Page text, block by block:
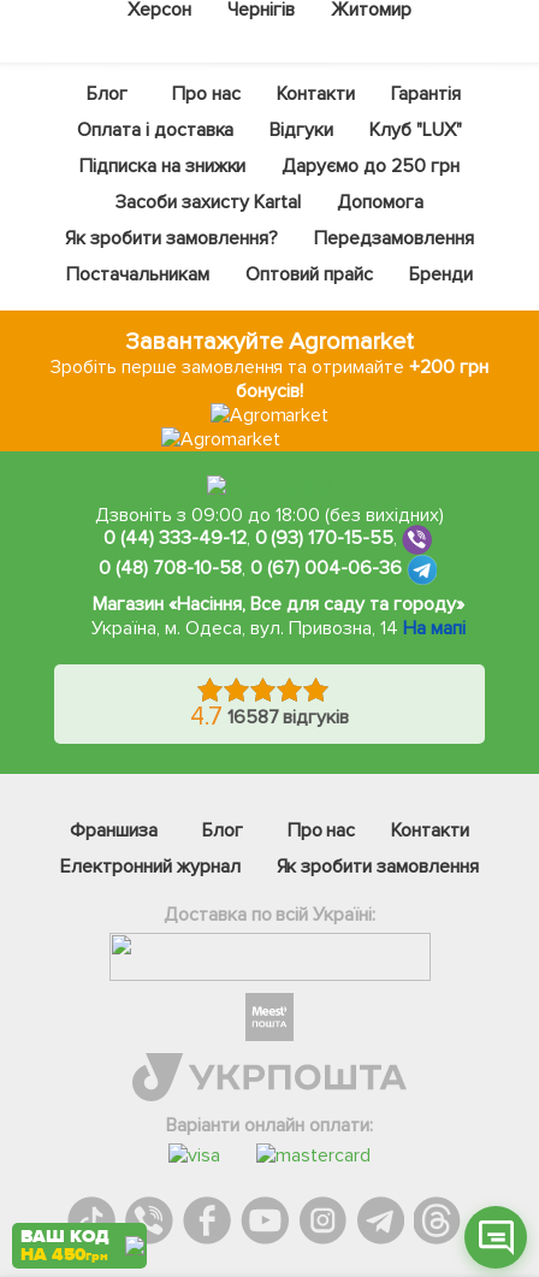
Херсон
Чернігів Житомир
Блог Про нас Контакти
Гарантія
Оплата і доставка
Відгуки
Клуб "LUX"
Підписка на знижки
Даруємо до 250 грн
Засоби захисту Kartal
Допомога
Як зробити замовлення?
Передзамовлення
Постачальникам
Оптовий прайс Бренди
Завантажуйте Agromarket
Зробіть перше замовлення та отримайте+200 грн
бонусів!
Дзвоніть з 09:00 до 18:00 (без вихідних)
0 (44) 333-49-12, 0 (93) 170-15-55,
0 (48) 708-10-58, 0 (67) 004-06-36
Магазин «Насіння, Все для саду та городу»
Україна, м. Одеса,вул. Привозна, 14 На мапі
4.7 16587 відгуків
Франшиза Блог Про нас
Контакти
Електронний журнал
Як зробити замовлення
Доставка по всій Україні:
Варіанти онлайн оплати:
Інстаграм
Онлайн чат
ВАШ КОД
НА 450грн